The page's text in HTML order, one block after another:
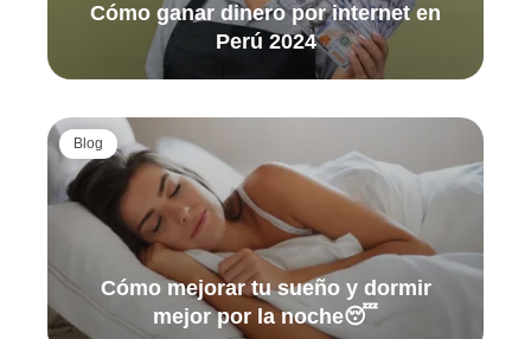
Cómo ganar dinero por internet en
Perú 2024
Blog
Cómo mejorar tu sueño y dormir
mejor por la noche😴